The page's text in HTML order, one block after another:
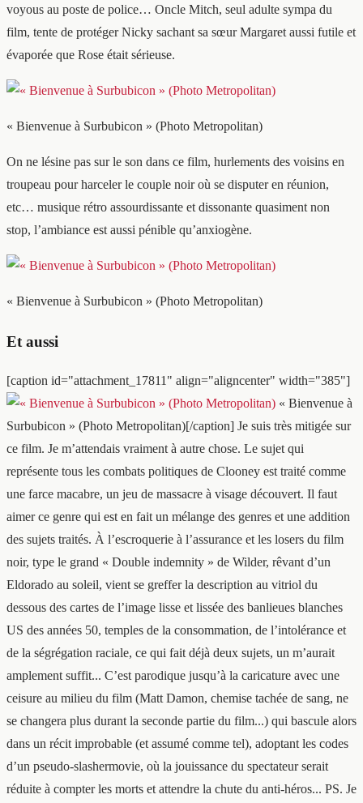
voyous au poste de police… Oncle Mitch, seul adulte sympa du
film, tente de protéger Nicky sachant sa sœur Margaret aussi futile et
évaporée que Rose était sérieuse.
« Bienvenue à Surbubicon » (Photo Metropolitan)
On ne lésine pas sur le son dans ce film, hurlements des voisins en
troupeau pour harceler le couple noir où se disputer en réunion,
etc… musique rétro assourdissante et dissonante quasiment non
stop, l’ambiance est aussi pénible qu’anxiogène.
« Bienvenue à Surbubicon » (Photo Metropolitan)
Et aussi
[caption id="attachment_17811" align="aligncenter" width="385"]
« Bienvenue à
Surbubicon » (Photo Metropolitan)[/caption] Je suis très mitigée sur
ce film. Je m’attendais vraiment à autre chose. Le sujet qui
représente tous les combats politiques de Clooney est traité comme
une farce macabre, un jeu de massacre à visage découvert. Il faut
aimer ce genre qui est en fait un mélange des genres et une addition
des sujets traités. À l’escroquerie à l’assurance et les losers du film
noir, type le grand « Double indemnity » de Wilder, rêvant d’un
Eldorado au soleil, vient se greffer la description au vitriol du
dessous des cartes de l’image lisse et lissée des banlieues blanches
US des années 50, temples de la consommation, de l’intolérance et
de la ségrégation raciale, ce qui fait déjà deux sujets, un m’aurait
amplement suffit... C’est parodique jusqu’à la caricature avec une
ceisure au milieu du film (Matt Damon, chemise tachée de sang, ne
se changera plus durant la seconde partie du film...) qui bascule alors
dans un récit improbable (et assumé comme tel), adoptant les codes
d’un pseudo-slashermovie, où la jouissance du spectateur serait
réduite à compter les morts et attendre la chute du anti-héros... PS. Je